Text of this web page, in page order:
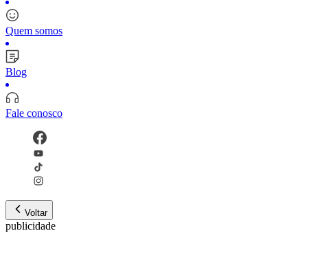
Quem somos
Blog
Fale conosco
Voltar
publicidade